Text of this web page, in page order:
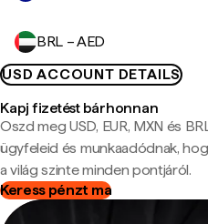
BRL – AED
USD ACCOUNT DETAILS
Kapj fizetést bárhonnan
Oszd meg USD, EUR, MXN és
ügyfeleid és munkaadódnak,
a világ szinte minden pontjáról.
Keress pénzt ma